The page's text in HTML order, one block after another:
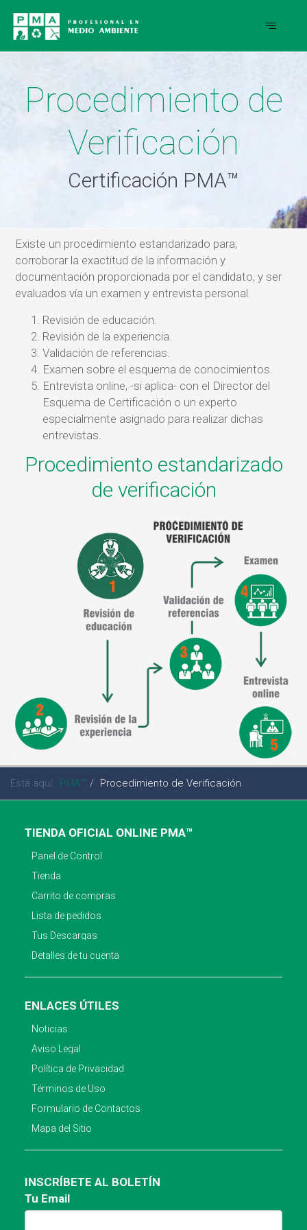
Procedimiento de
Verificación
Certificación PMA™
Existe un procedimiento estandarizado para;
corroborar la exactitud de la información y
documentación proporcionada por el candidato, y ser
evaluados vía un examen y entrevista personal.
Revisión de educación.
Revisión de la experiencia.
Validación de referencias.
Examen sobre el esquema de conocimientos.
Entrevista online, -si aplica- con el Director del
Esquema de Certificación o un experto
especialmente asignado para realizar dichas
entrevistas.
Procedimiento estandarizado
de verificación
Está aquí: PMA™ Procedimiento de Verificación
TIENDA OFICIAL ONLINE PMA™
Panel de Control
Tienda
Carrito de compras
Lista de pedidos
Tus Descargas
Detalles de tu cuenta
ENLACES ÚTILES
Noticias
Aviso Legal
Política de Privacidad
Términos de Uso
Formulario de Contactos
Mapa del Sitio
INSCRÍBETE AL BOLETÍN
Tu Email